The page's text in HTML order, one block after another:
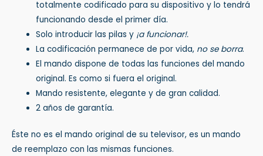
totalmente codificado para su dispositivo y lo tendrá
funcionando desde el primer día.
Solo introducir las pilas y ¡a funcionar!.
La codificación permanece de por vida, no se borra.
El mando dispone de todas las funciones del mando
original. Es como si fuera el original.
Mando resistente, elegante y de gran calidad.
2 años de garantía.
Éste no es el mando original de su televisor, es un mando
de reemplazo con las mismas funciones.